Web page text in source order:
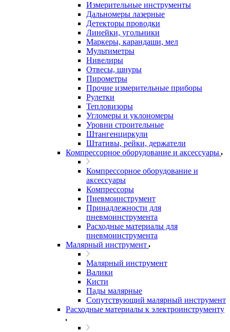
Измерительные инструменты
Дальномеры лазерные
Детекторы проводки
Линейки, угольники
Маркеры, карандаши, мел
Мультиметры
Нивелиры
Отвесы, шнуры
Пирометры
Прочие измерительные приборы
Рулетки
Тепловизоры
Угломеры и уклономеры
Уровни строительные
Штангенциркули
Штативы, рейки, держатели
Компрессорное оборудование и аксессуары
Компрессорное оборудование и
аксессуары
Компрессоры
Пневмоинструмент
Принадлежности для
пневмоинструмента
Расходные материалы для
пневмоинструмента
Малярный инструмент
Малярный инструмент
Валики
Кисти
Пады малярные
Сопутствующий малярный инструмент
Расходные материалы к электроинструменту